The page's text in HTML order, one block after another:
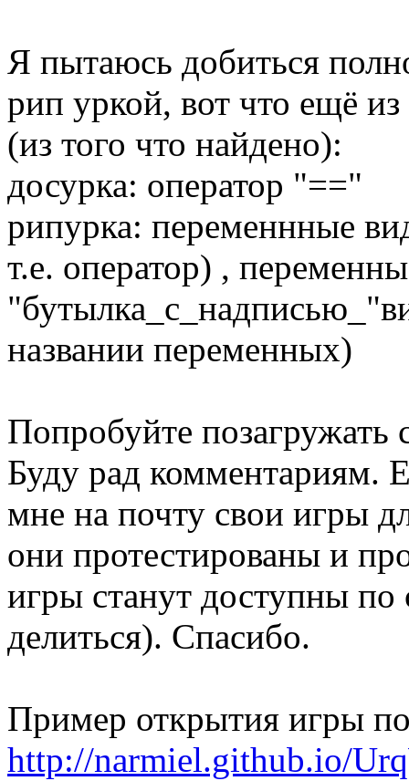
Я пытаюсь добиться
рип уркой, вот что ещё
(из того что найдено):
досурка: оператор "=="
рипурка: переменнные
т.е. оператор) ,
названии переменных)
Попробуйте позагружать
Буду рад комментариям.
мне на почту свои игры
они протестированы и
игры станут доступны
делиться). Спасибо.
Пример открытия игры
http://narmiel.github.io/